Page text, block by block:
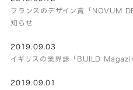
フランスのデザイン賞「NOVUM
知らせ
2019.09.03
イギリスの業界誌「BUILD
2019.09.01